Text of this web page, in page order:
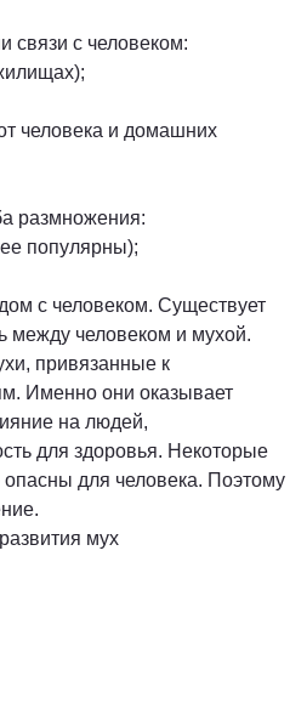
связи с человеком:
человека и домашних
размножения:
популярны);
с человеком. Существует
между человеком и мухой.
привязанные к
Именно они оказывает
на людей,
для здоровья. Некоторые
для человека. Поэтому